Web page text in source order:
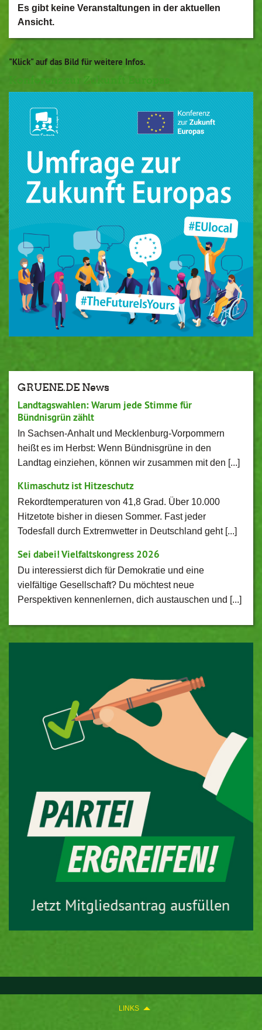
LINKS
Es gibt keine Veranstaltungen in der aktuellen
Ansicht.
"Klick" auf das Bild für weitere Infos.
Konferenz zur Zukunft Europas
GRUENE.DE News
Landtagswahlen: Warum jede Stimme für
Bündnisgrün zählt
In Sachsen-Anhalt und Mecklenburg-Vorpommern
heißt es im Herbst: Wenn Bündnisgrüne in den
Landtag einziehen, können wir zusammen mit den [...]
Klimaschutz ist Hitzeschutz
Rekordtemperaturen von 41,8 Grad. Über 10.000
Hitzetote bisher in diesen Sommer. Fast jeder
Todesfall durch Extremwetter in Deutschland geht [...]
Sei dabei! Vielfaltskongress 2026
Du interessierst dich für Demokratie und eine
vielfältige Gesellschaft? Du möchtest neue
Perspektiven kennenlernen, dich austauschen und [...]